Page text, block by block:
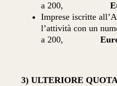
a 200,
Imprese iscritte
l’attività con un
a 200,
3) ULTERIORE